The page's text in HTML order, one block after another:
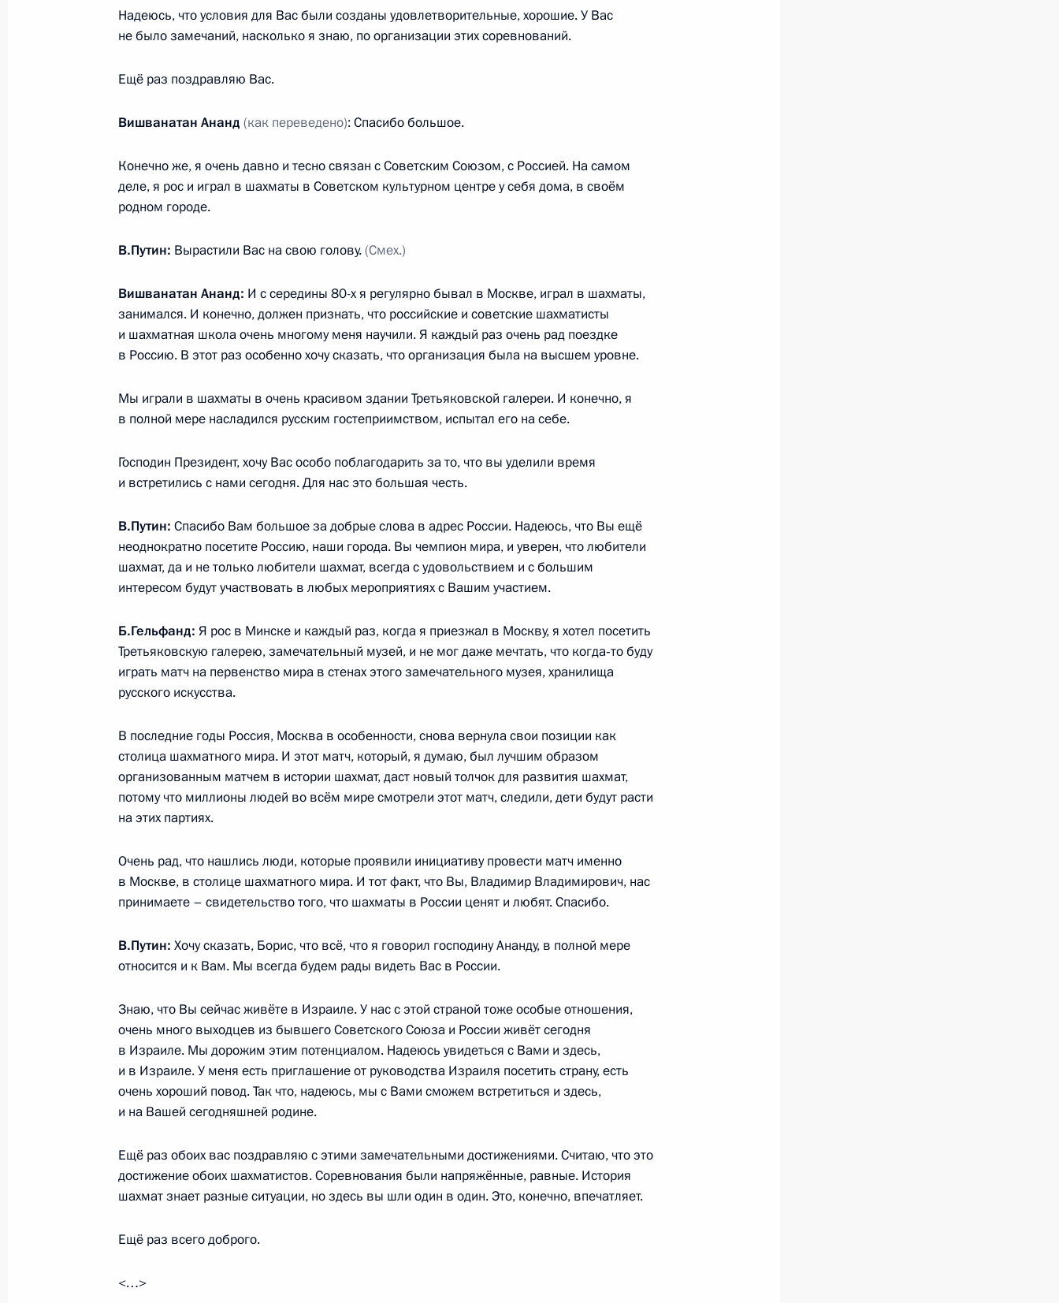
Открытого российского кинофестиваля «Кинотавр»
2 июня 2012 года, суббота
Анатолий Якунин назначен начальником Главного управления
2 июня 2012 года, 14:50
Подписан Указ о Национальной стратегии действий в интересах
детей на 2012–2017 годы
Награждение многодетных семей орденом «Родительская слава»
2 июня 2012 года, 13:30 Москва, Кремль
1 июня 2012 года, пятница
Рабочий визит во Францию
Рабочий визит в Германию
Официальный визит в Белоруссию
1 июня 2012 года, 12:00
26
31 мая 2012 года, четверг
посвящённого 100-летию Государственного музея
изобразительных искусств имени А.С.Пушкина
Совещание с постоянными членами Совета Безопасности
31 мая 2012 года, 15:50 Московская область, Ново-Огарёво
Встреча с финалистами чемпионата мира по шахматам
Вишванатаном Анандом и Борисом Гельфандом
2
30 мая 2012 года, среда
Надеюсь, что условия для Вас были созданы удовлетворительные, хорошие. У Вас
не было замечаний, насколько я знаю, по организации этих соревнований.
Ещё раз поздравляю Вас.
Вишванатан Ананд (как переведено): Спасибо большое.
Конечно же, я очень давно и тесно связан с Советским Союзом, с Россией. На самом
деле, я рос и играл в шахматы в Советском культурном центре у себя дома, в своём
родном городе.
В.Путин: Вырастили Вас на свою голову.(Смех.)
Вишванатан Ананд: И с середины 80-х я регулярно бывал в Москве, играл в шахматы,
занимался. И конечно, должен признать, что российские и советские шахматисты
и шахматная школа очень многому меня научили. Я каждый раз очень рад поездке
в Россию. В этот раз особенно хочу сказать, что организация была на высшем уровне.
Мы играли в шахматы в очень красивом здании Третьяковской галереи. И конечно, я
в полной мере насладился русским гостеприимством, испытал его на себе.
Господин Президент, хочу Вас особо поблагодарить за то, что вы уделили время
и встретились с нами сегодня. Для нас это большая честь.
В.Путин: Спасибо Вам большое за добрые слова в адрес России. Надеюсь, что Вы ещё
неоднократно посетите Россию, наши города. Вы чемпион мира, и уверен, что любители
шахмат, да и не только любители шахмат, всегда с удовольствием и с большим
интересом будут участвовать в любых мероприятиях с Вашим участием.
Б.Гельфанд: Я рос в Минске и каждый раз, когда я приезжал в Москву, я хотел посетить
Третьяковскую галерею, замечательный музей, и не мог даже мечтать, что когда‑то буду
играть матч на первенство мира в стенах этого замечательного музея, хранилища
русского искусства.
В последние годы Россия, Москва в особенности, снова вернула свои позиции как
столица шахматного мира. И этот матч, который, я думаю, был лучшим образом
организованным матчем в истории шахмат, даст новый толчок для развития шахмат,
потому что миллионы людей во всём мире смотрели этот матч, следили, дети будут расти
на этих партиях.
Очень рад, что нашлись люди, которые проявили инициативу провести матч именно
в Москве, в столице шахматного мира. И тот факт, что Вы, Владимир Владимирович, нас
принимаете – свидетельство того, что шахматы в России ценят и любят. Спасибо.
В.Путин: Хочу сказать, Борис, что всё, что я говорил господину Ананду, в полной мере
относится и к Вам. Мы всегда будем рады видеть Вас в России.
Знаю, что Вы сейчас живёте в Израиле. У нас с этой страной тоже особые отношения,
очень много выходцев из бывшего Советского Союза и России живёт сегодня
в Израиле. Мы дорожим этим потенциалом. Надеюсь увидеться с Вами и здесь,
и в Израиле. У меня есть приглашение от руководства Израиля посетить страну, есть
очень хороший повод. Так что, надеюсь, мы с Вами сможем встретиться и здесь,
и на Вашей сегодняшней родине.
Ещё раз обоих вас поздравляю с этими замечательными достижениями. Считаю, что это
достижение обоих шахматистов. Соревнования были напряжённые, равные. История
шахмат знает разные ситуации, но здесь вы шли один в один. Это, конечно, впечатляет.
Ещё раз всего доброго.
<…>